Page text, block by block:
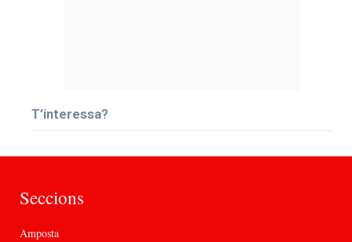
T’interessa?
Seccions
Amposta